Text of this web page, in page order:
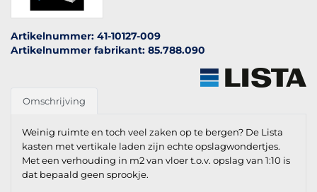
Artikelnummer: 41-10127-009
Artikelnummer fabrikant: 85.788.090
Omschrijving
Weinig ruimte en toch veel zaken op te bergen? De Lista
kasten met vertikale laden zijn echte opslagwondertjes.
Met een verhouding in m2 van vloer t.o.v. opslag van 1:10 is
dat bepaald geen sprookje.